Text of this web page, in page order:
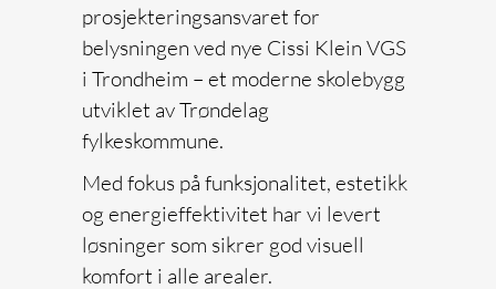
prosjekteringsansvaret for
belysningen ved nye Cissi Klein VGS
i Trondheim – et moderne skolebygg
utviklet av Trøndelag
fylkeskommune.
Med fokus på funksjonalitet, estetikk
og energieffektivitet har vi levert
løsninger som sikrer god visuell
komfort i alle arealer.